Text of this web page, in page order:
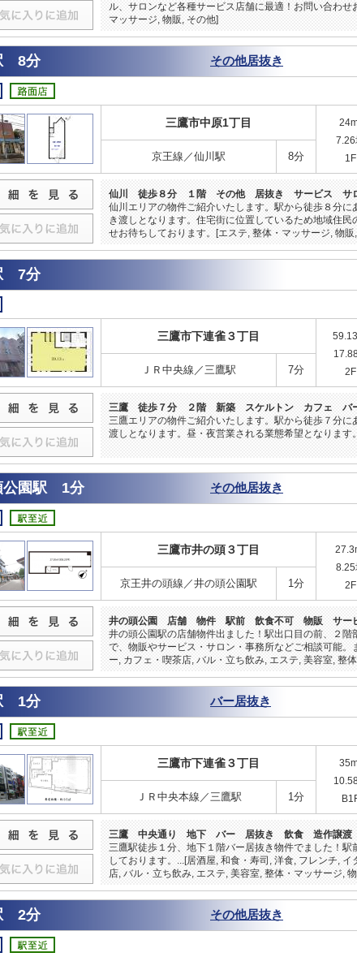
ル、サロンなど各種サービス店舗に最適！お問い合わせ
マッサージ, 物販, その他]
8分 その他居抜き
三鷹市中原1丁目
7.26
1F
京王線／仙川駅 8分
仙川 徒歩８分 １階 その他 居抜き サービス サ
仙川エリアの物件ご紹介いたします。駅から徒歩８分に
き渡しとなります。住宅街に位置しているため地域住
せお待ちしております。[エステ, 整体・マッサージ, 物販
7分
三鷹市下連雀３丁目
2F
ＪＲ中央線／三鷹駅 7分
三鷹 徒歩７分 ２階 新築 スケルトン カフェ バ
三鷹エリアの物件ご紹介いたします。駅から徒歩７分
渡しとなります。昼・夜営業される業態希望となります
公園駅 1分 その他居抜き
三鷹市井の頭３丁目
8.25
2F
京王井の頭線／井の頭公園駅 1分
井の頭公園 店舗 物件 駅前 飲食不可 物販 サー
井の頭公園駅の店舗物件出ました！駅出口目の前、２
で、物販やサービス・サロン・事務所などご相談可能
ー, カフェ・喫茶店, バル・立ち飲み, エステ, 美容室, 整
1分 バー居抜き
三鷹市下連雀３丁目
ＪＲ中央本線／三鷹駅 1分
三鷹 中央通り 地下 バー 居抜き 飲食 造作譲渡
三鷹駅徒歩１分、地下１階バー居抜き物件でました！
しております。...[居酒屋, 和食・寿司, 洋食, フレンチ,
店, バル・立ち飲み, エステ, 美容室, 整体・マッサージ,
2分 その他居抜き